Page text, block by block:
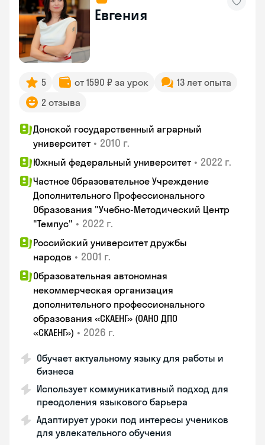
Евгения
5 от 1590 ₽ за урок
13 лет опыта
2 отзыва
Донской государственный аграрный
университет • 2010 г.
Южный федеральный университет • 2022 г.
Частное Образовательное Учреждение
Дополнительного Профессионального
Образования "Учебно-Методический Центр
"Темпус" • 2022 г.
Российский университет дружбы
народов • 2001 г.
Образовательная автономная
некоммерческая организация
дополнительного профессионального
образования «СКАЕНГ» (ОАНО ДПО
«СКАЕНГ») • 2026 г.
Обучает актуальному языку для работы и
бизнеса
Использует коммуникативный подход для
преодоления языкового барьера
Адаптирует уроки под интересы учеников
для увлекательного обучения